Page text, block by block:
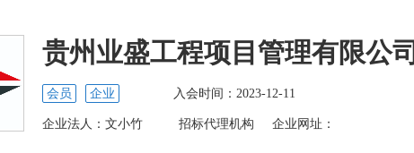
贵州业盛工程项目管理有限公司
会员 企业 入会时间： 2023-12-11
企业法人： 文小竹 招标代理机构 企业网址：